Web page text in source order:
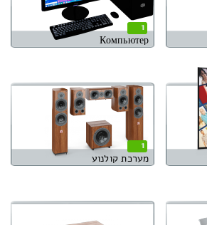
1
Компьютер
1
מערכת קולנוע